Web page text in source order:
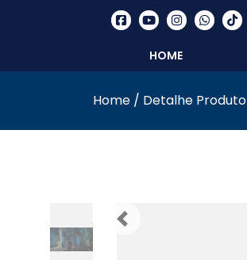
HOME
Home / Detalhe Produto
Anterior